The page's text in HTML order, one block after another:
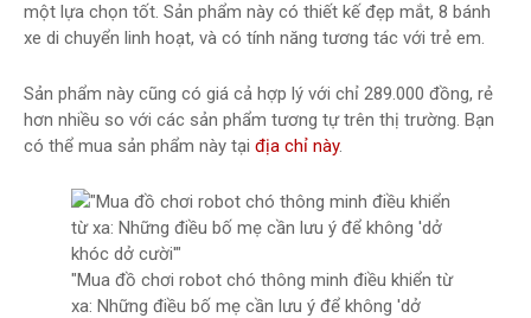
một lựa chọn tốt. Sản phẩm này có thiết kế đẹp mắt, 8 bánh
xe di chuyển linh hoạt, và có tính năng tương tác với trẻ em.
Sản phẩm này cũng có giá cả hợp lý với chỉ 289.000 đồng, rẻ
hơn nhiều so với các sản phẩm tương tự trên thị trường. Bạn
có thể mua sản phẩm này tại địa chỉ này.
"Mua đồ chơi robot chó thông minh điều khiển từ
xa: Những điều bố mẹ cần lưu ý để không 'dở